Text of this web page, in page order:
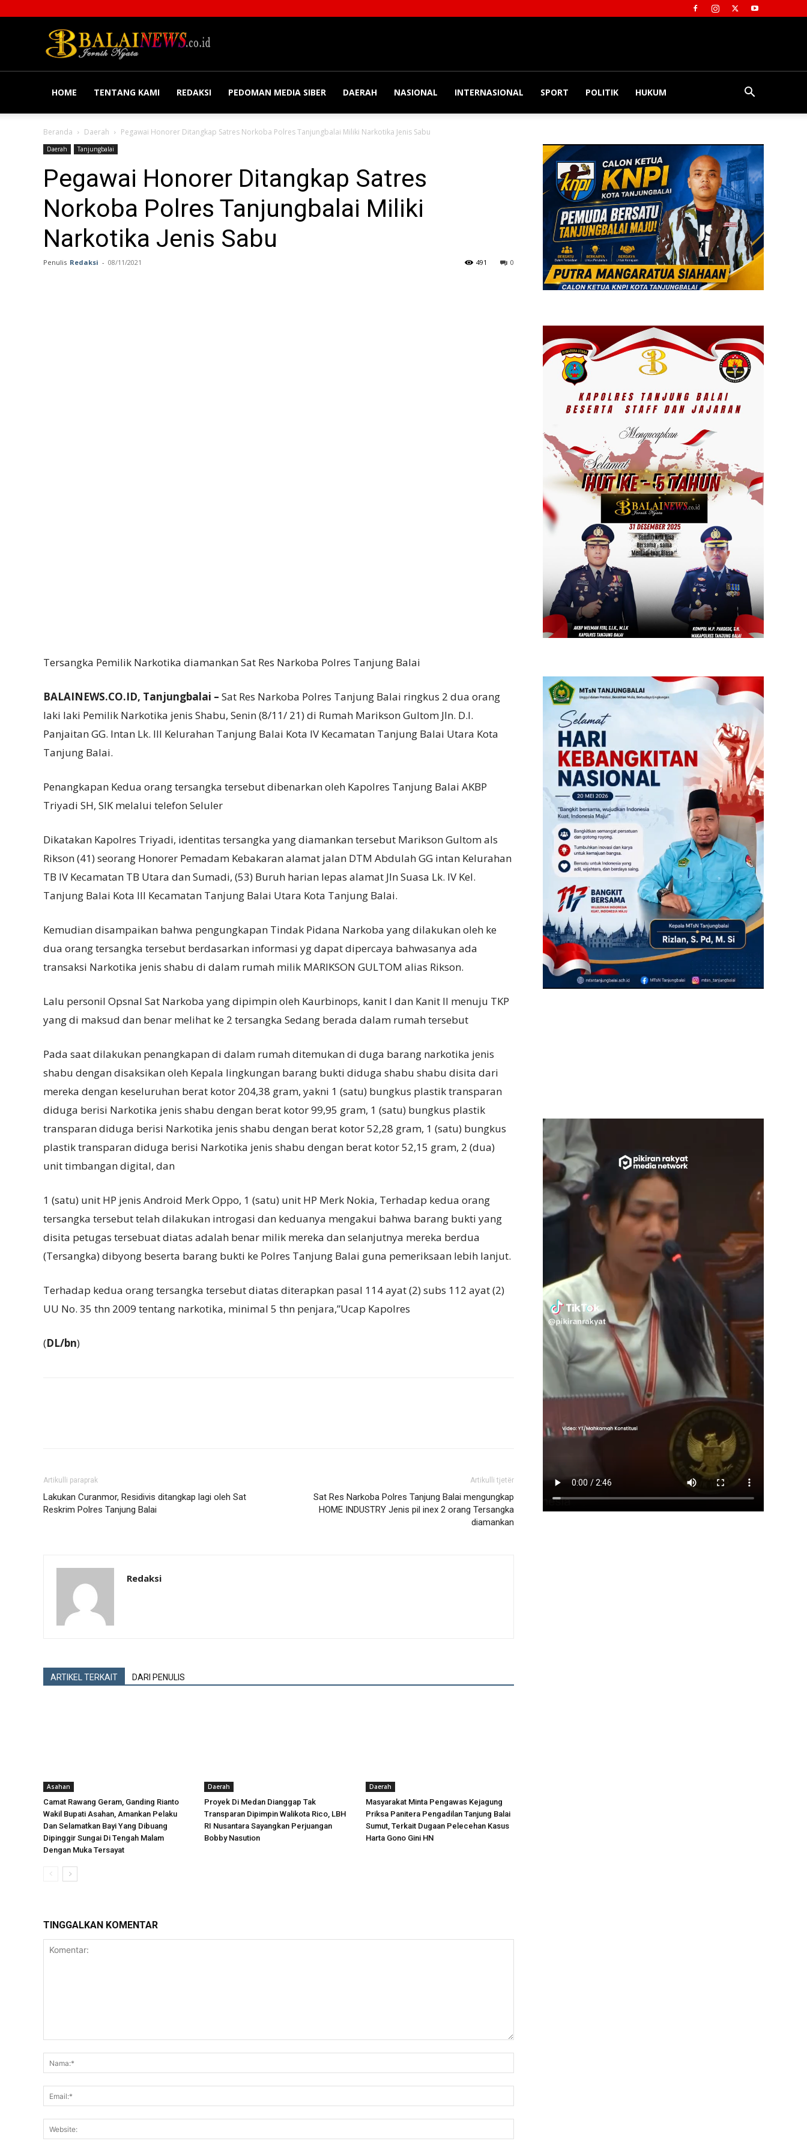
HOME TENTANG KAMI REDAKSI PEDOMAN MEDIA SIBER DAERAH NASIONAL INTERNASIONAL SPORT POLITIK HUKUM
Beranda Daerah Pegawai Honorer Ditangkap Satres Norkoba Polres Tanjungbalai Miliki Narkotika Jenis Sabu
Daerah Tanjungbalai
Pegawai Honorer Ditangkap Satres
Norkoba Polres Tanjungbalai Miliki
Narkotika Jenis Sabu
Penulis Redaksi - 08/11/2021 0
491
Tersangka Pemilik Narkotika diamankan Sat Res Narkoba Polres Tanjung Balai
BALAINEWS.CO.ID, Tanjungbalai – Sat Res Narkoba Polres Tanjung Balai ringkus 2 dua orang
laki laki Pemilik Narkotika jenis Shabu, Senin (8/11/ 21) di Rumah Marikson Gultom Jln. D.I.
Panjaitan GG. Intan Lk. III Kelurahan Tanjung Balai Kota IV Kecamatan Tanjung Balai Utara Kota
Tanjung Balai.
Penangkapan Kedua orang tersangka tersebut dibenarkan oleh Kapolres Tanjung Balai AKBP
Triyadi SH, SIK melalui telefon Seluler
Dikatakan Kapolres Triyadi, identitas tersangka yang diamankan tersebut Marikson Gultom als
Rikson (41) seorang Honorer Pemadam Kebakaran alamat jalan DTM Abdulah GG intan Kelurahan
TB IV Kecamatan TB Utara dan Sumadi, (53) Buruh harian lepas alamat Jln Suasa Lk. IV Kel.
Tanjung Balai Kota III Kecamatan Tanjung Balai Utara Kota Tanjung Balai.
Kemudian disampaikan bahwa pengungkapan Tindak Pidana Narkoba yang dilakukan oleh ke
dua orang tersangka tersebut berdasarkan informasi yg dapat dipercaya bahwasanya ada
transaksi Narkotika jenis shabu di dalam rumah milik MARIKSON GULTOM alias Rikson.
Lalu personil Opsnal Sat Narkoba yang dipimpin oleh Kaurbinops, kanit I dan Kanit II menuju TKP
yang di maksud dan benar melihat ke 2 tersangka Sedang berada dalam rumah tersebut
Pada saat dilakukan penangkapan di dalam rumah ditemukan di duga barang narkotika jenis
shabu dengan disaksikan oleh Kepala lingkungan barang bukti diduga shabu shabu disita dari
mereka dengan keseluruhan berat kotor 204,38 gram, yakni 1 (satu) bungkus plastik transparan
diduga berisi Narkotika jenis shabu dengan berat kotor 99,95 gram, 1 (satu) bungkus plastik
transparan diduga berisi Narkotika jenis shabu dengan berat kotor 52,28 gram, 1 (satu) bungkus
plastik transparan diduga berisi Narkotika jenis shabu dengan berat kotor 52,15 gram, 2 (dua)
unit timbangan digital, dan
1 (satu) unit HP jenis Android Merk Oppo, 1 (satu) unit HP Merk Nokia, Terhadap kedua orang
tersangka tersebut telah dilakukan introgasi dan keduanya mengakui bahwa barang bukti yang
disita petugas tersebuat diatas adalah benar milik mereka dan selanjutnya mereka berdua
(Tersangka) dibyong beserta barang bukti ke Polres Tanjung Balai guna pemeriksaan lebih lanjut.
Terhadap kedua orang tersangka tersebut diatas diterapkan pasal 114 ayat (2) subs 112 ayat (2)
UU No. 35 thn 2009 tentang narkotika, minimal 5 thn penjara,”Ucap Kapolres
(DL/bn)
Artikulli paraprak
Lakukan Curanmor, Residivis ditangkap lagi oleh Sat
Reskrim Polres Tanjung Balai
Artikulli tjetër
Sat Res Narkoba Polres Tanjung Balai mengungkap
HOME INDUSTRY Jenis pil inex 2 orang Tersangka
diamankan
Redaksi
ARTIKEL TERKAIT DARI PENULIS
Asahan
Camat Rawang Geram, Ganding Rianto
Wakil Bupati Asahan, Amankan Pelaku
Dan Selamatkan Bayi Yang Dibuang
Dipinggir Sungai Di Tengah Malam
Dengan Muka Tersayat
Daerah
Proyek Di Medan Dianggap Tak
Transparan Dipimpin Walikota Rico, LBH
RI Nusantara Sayangkan Perjuangan
Bobby Nasution
Daerah
Masyarakat Minta Pengawas Kejagung
Priksa Panitera Pengadilan Tanjung Balai
Sumut, Terkait Dugaan Pelecehan Kasus
Harta Gono Gini HN
TINGGALKAN KOMENTAR